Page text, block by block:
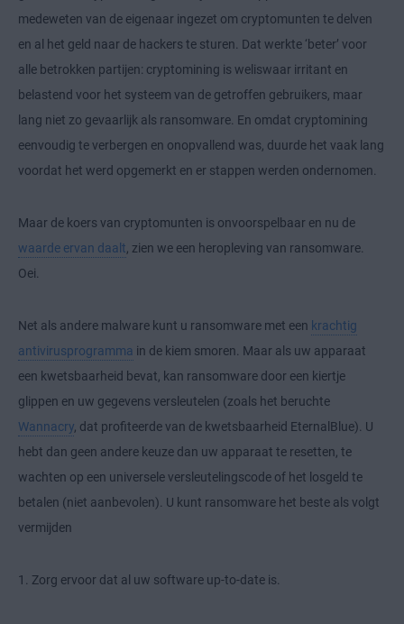
medeweten van de eigenaar ingezet om cryptomunten te delven
en al het geld naar de hackers te sturen. Dat werkte ‘beter’ voor
alle betrokken partijen: cryptomining is weliswaar irritant en
belastend voor het systeem van de getroffen gebruikers, maar
lang niet zo gevaarlijk als ransomware. En omdat cryptomining
eenvoudig te verbergen en onopvallend was, duurde het vaak lang
voordat het werd opgemerkt en er stappen werden ondernomen.
Maar de koers van cryptomunten is onvoorspelbaar en nu de
waarde ervan daalt, zien we een heropleving van ransomware.
Oei.
Net als andere malware kunt u ransomware met een krachtig
antivirusprogramma in de kiem smoren. Maar als uw apparaat
een kwetsbaarheid bevat, kan ransomware door een kiertje
glippen en uw gegevens versleutelen (zoals het beruchte
Wannacry, dat profiteerde van de kwetsbaarheid EternalBlue). U
hebt dan geen andere keuze dan uw apparaat te resetten, te
wachten op een universele versleutelingscode of het losgeld te
betalen (niet aanbevolen). U kunt ransomware het beste als volgt
vermijden
1. Zorg ervoor dat al uw software up-to-date is.